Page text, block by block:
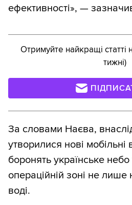
ефективності», —
Отримуйте найкращі статті
тижні)
За словами Наєва,
утворилися нові мобільні
боронять українське небо
операційній зоні не лише
воді.